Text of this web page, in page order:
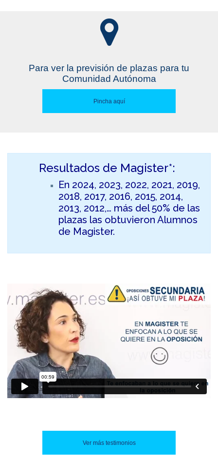
Para ver la previsión de plazas para tu
Comunidad Autónoma
Pincha aquí
Resultados de Magister*:
En 2024, 2023, 2022, 2021, 2019,
2018, 2017, 2016, 2015, 2014,
2013, 2012,… más del 50% de las
plazas las obtuvieron Alumnos
de Magister.
Ver más testimonios